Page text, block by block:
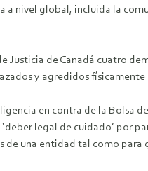
nivel global, incluida la
Justicia de Canadá cuatro
y agredidos
en contra de la Bolsa
legal de cuidado’ por
una entidad tal como